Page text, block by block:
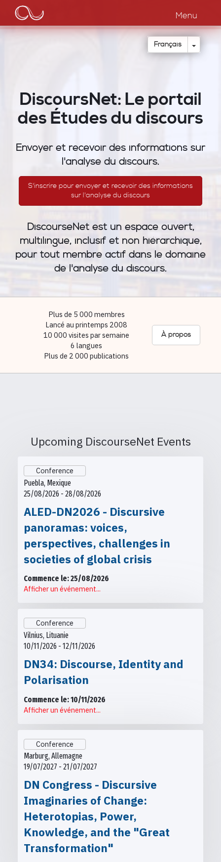
contenu
principal
Main
navigation
Menu
Français Toggle
DiscoursNet: Le portail
des Études du discours
Envoyer et recevoir des informations sur
l'analyse du discours.
S'inscrire pour envoyer et recevoir des informations
sur l'analyse du discours
DiscourseNet est un espace ouvert,
multilingue, inclusif et non hiérarchique,
pour tout membre actif dans le domaine
de l'analyse du discours.
Plus de 5 000 membres
Lancé au printemps 2008
10 000 visites par semaine
6 langues
Plus de 2 000 publications
À propos
Upcoming DiscourseNet Events
Conference
Puebla, Mexique
25/08/2026 - 28/08/2026
ALED-DN2026 - Discursive
panoramas: voices,
perspectives, challenges in
societies of global crisis
Commence le: 25/08/2026
Afficher un événement...
Conference
Vilnius, Lituanie
10/11/2026 - 12/11/2026
DN34: Discourse, Identity and
Polarisation
Commence le: 10/11/2026
Afficher un événement...
Conference
Marburg, Allemagne
19/07/2027 - 21/07/2027
DN Congress - Discursive
Imaginaries of Change:
Heterotopias, Power,
Knowledge, and the "Great
Transformation"